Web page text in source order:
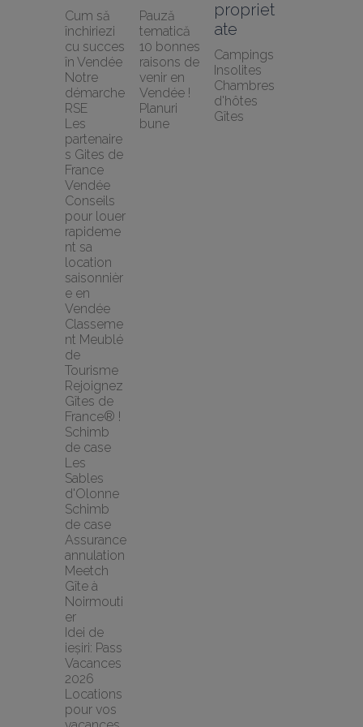
Cum să
închiriezi
cu succes
în Vendée
Notre
démarche
RSE
Les
partenaire
s Gites de
France
Vendée
Conseils
pour louer
rapideme
nt sa
location
saisonnièr
e en
Vendée
Classeme
nt Meublé
de
Tourisme
Rejoignez
Gîtes de
France® !
Schimb
de case
Les
Sables
d'Olonne
Schimb
de case
Assurance
annulation
Meetch
Gîte à
Noirmouti
er
Idei de
ieșiri: Pass
Vacances
2026
Locations
pour vos
Pauză
tematică
10 bonnes
raisons de
venir en
Vendée !
Planuri
bune
propriet
ate
Campings
Insolites
Chambres
d'hôtes
Gîtes